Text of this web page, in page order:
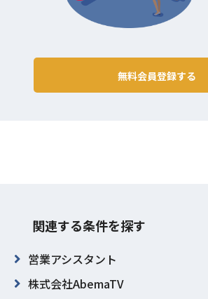
無料会員登録する
関連する条件を探す
営業アシスタント
株式会社AbemaTV